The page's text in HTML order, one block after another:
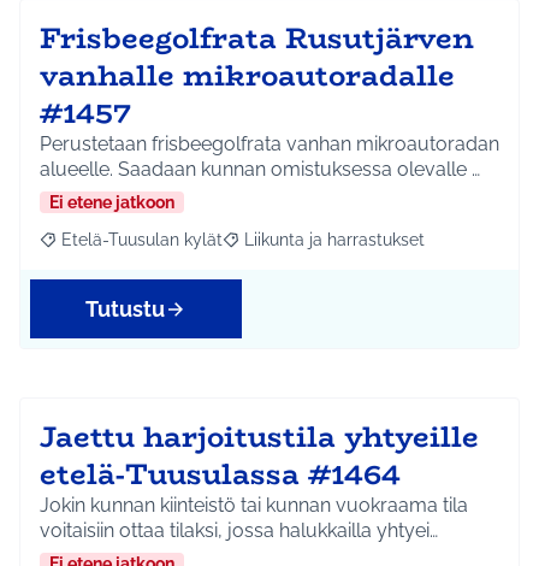
Frisbeegolfrata Rusutjärven
vanhalle mikroautoradalle
#1457
Perustetaan frisbeegolfrata vanhan mikroautoradan
alueelle. Saadaan kunnan omistuksessa olevalle …
Ei etene jatkoon
Rajaa tulokset aihepiirin mukaan: Etelä-Tuusulan kylät
Etelä-Tuusulan kylät Rajaa tulokset teeman mukaan:
Liikunta ja harrastukset
Tutustu
Jaettu harjoitustila yhtyeille
etelä-Tuusulassa #1464
Jokin kunnan kiinteistö tai kunnan vuokraama tila
voitaisiin ottaa tilaksi, jossa halukkailla yhtyei…